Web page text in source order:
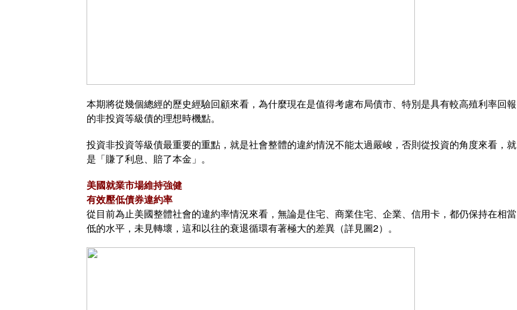
本期將從幾個總經的歷史經驗回顧來看，為什麼現在是值得考慮布局債市、特別是具有較高殖利率回報
的非投資等級債的理想時機點。
投資非投資等級債最重要的重點，就是社會整體的違約情況不能太過嚴峻，否則從投資的角度來看，就
是「賺了利息、賠了本金」。
美國就業市場維持強健
有效壓低債券違約率
從目前為止美國整體社會的違約率情況來看，無論是住宅、商業住宅、企業、信用卡，都仍保持在相當
低的水平，未見轉壞，這和以往的衰退循環有著極大的差異（詳見圖2）。